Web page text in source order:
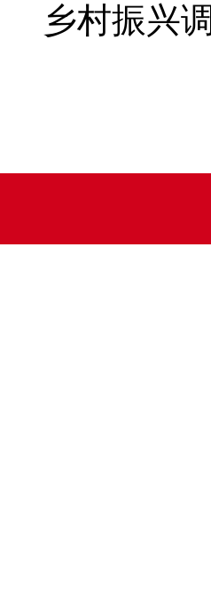
乡村振兴